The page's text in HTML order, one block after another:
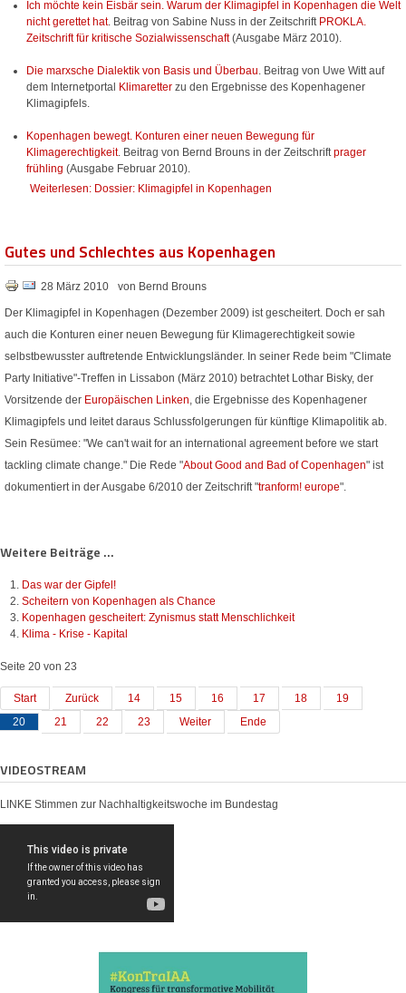
Ich möchte kein Eisbär sein. Warum der Klimagipfel in Kopenhagen die Welt
nicht gerettet hat. Beitrag von Sabine Nuss in der Zeitschrift PROKLA.
Zeitschrift für kritische Sozialwissenschaft(Ausgabe März 2010).
Die marxsche Dialektik von Basis und Überbau. Beitrag von Uwe Witt auf
dem Internetportal Klimaretter zu den Ergebnisse des Kopenhagener
Klimagipfels.
Kopenhagen bewegt. Konturen einer neuen Bewegung für
Klimagerechtigkeit. Beitrag von Bernd Brouns in der Zeitschriftprager
frühling (Ausgabe Februar 2010).
Weiterlesen: Dossier: Klimagipfel in Kopenhagen
Gutes und Schlechtes aus Kopenhagen
28 März 2010 von Bernd Brouns
Der Klimagipfel in Kopenhagen (Dezember 2009) ist gescheitert. Doch er sah
auch die Konturen einer neuen Bewegung für Klimagerechtigkeit sowie
selbstbewusster auftretende Entwicklungsländer. In seiner Rede beim "Climate
Party Initiative"-Treffen in Lissabon (März 2010) betrachtet Lothar Bisky, der
Vorsitzende der Europäischen Linken , die Ergebnisse des Kopenhagener
Klimagipfels und leitet daraus Schlussfolgerungen für künftige Klimapolitik ab.
Sein Resümee: "We can't wait for an international agreement before we start
tackling climate change." Die Rede "About Good and Bad of Copenhagen" ist
dokumentiert in der Ausgabe 6/2010 der Zeitschrift "tranform! europe".
Weitere Beiträge ...
Das war der Gipfel!
Scheitern von Kopenhagen als Chance
Kopenhagen gescheitert: Zynismus statt Menschlichkeit
Klima - Krise - Kapital
Seite 20 von 23
Start Zurück 14 15 16 17 18
19
20
21 22 23 Weiter Ende
VIDEOSTREAM
LINKE Stimmen zur Nachhaltigkeitswoche im Bundestag